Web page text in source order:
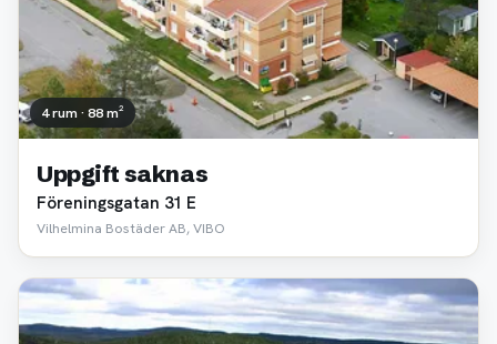
4 rum · 88 m²
Uppgift saknas
Föreningsgatan 31 E
Vilhelmina Bostäder AB, VIBO